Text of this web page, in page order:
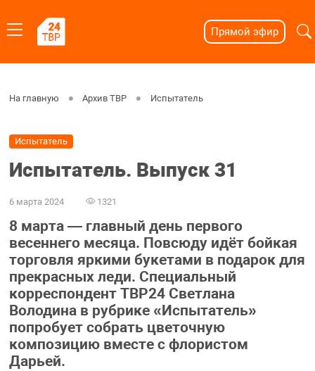
Прямой эфир
На главную Архив ТВР Испытатель
Испытатель
Испытатель. Выпуск 31
6 марта 2024 1321
8 марта — главный день первого
весеннего месяца. Повсюду идёт бойкая
торговля яркими букетами в подарок для
прекрасных леди. Специальный
корреспондент ТВР24 Светлана
Володина в рубрике «Испытатель»
попробует собрать цветочную
композицию вместе с флористом
Дарьей.